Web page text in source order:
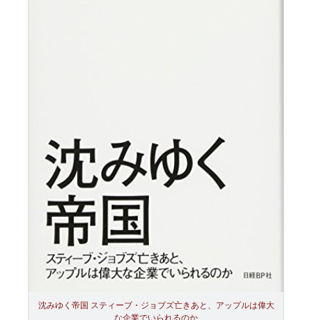
沈みゆく帝国 スティーブ・ジョブズ亡きあと、アップルは偉大
な企業でいられるのか